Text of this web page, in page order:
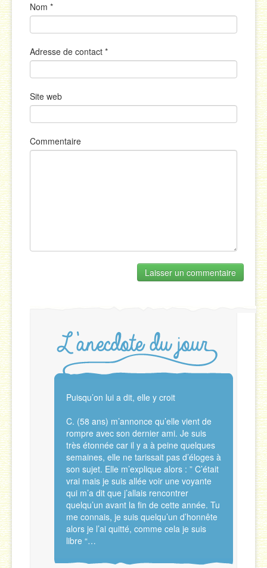
Nom *
Adresse de contact *
Site web
Commentaire
Puisqu’on lui a dit, elle y croit
C. (58 ans) m’annonce qu’elle vient de
rompre avec son dernier ami. Je suis
très étonnée car il y a à peine quelques
semaines, elle ne tarissait pas d’éloges à
son sujet. Elle m’explique alors : ” C’était
vrai mais je suis allée voir une voyante
qui m’a dit que j’allais rencontrer
quelqu’un avant la fin de cette année. Tu
me connais, je suis quelqu’un d’honnête
alors je l’ai quitté, comme cela je suis
libre “…